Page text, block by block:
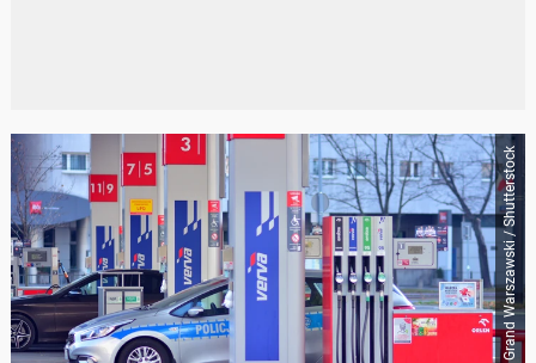
Grand Warszawski / Shutterstock